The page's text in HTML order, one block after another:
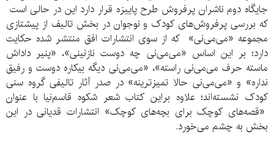
جایگاه دوم ناشران پرفروش طرح پاییزه قرار دارد این در حالی است
که بررسی پرفروش‌های کودک و نوجوان در بخش تالیف از پیشتازی
مجموعه «می‌می‌نی» که از سوی انتشارات افق منتشر شده حکایت
دارد؛ بر این اساس «می‌می‌نی چه دوست نازنینی»،‌ «پنیر داداش
ماسته حرف می‌می‌نی راسته»،‌ «می‌می‌نی دیگه بیکاره دوست و رفیق
نداره» و «می‌می‌نی حالا تمیز‌ترینه» در صدر آثار تالیفی گروه سنی
کودک نشسته‌اند؛ علاوه براین کتاب شعر شکوه قاسم‌نیا با عنوان
«قصه‌های کوچک برای بچه‌های کوچک» انتشارات قدیانی در این
بخش به چشم می‌‌خورد.